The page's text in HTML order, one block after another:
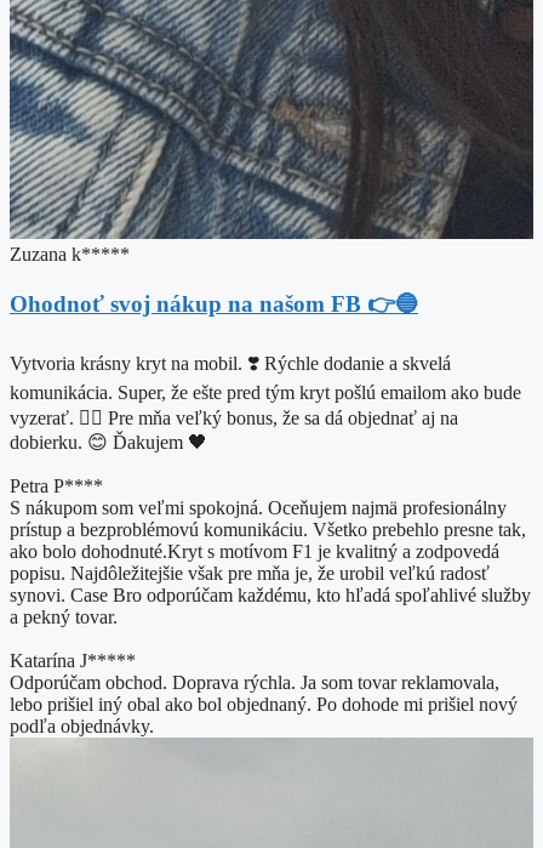
Zuzana k*****
Ohodnoť svoj nákup na našom FB 👉🔵
Vytvoria krásny kryt na mobil. ❣️ Rýchle dodanie a skvelá
komunikácia. Super, že ešte pred tým kryt pošlú emailom ako bude
vyzerať. 👌🏼 Pre mňa veľký bonus, že sa dá objednať aj na
dobierku. 😊 Ďakujem 🖤​
Petra P****
S nákupom som veľmi spokojná. Oceňujem najmä profesionálny
prístup a bezproblémovú komunikáciu. Všetko prebehlo presne tak,
ako bolo dohodnuté. ​Kryt s motívom F1 je kvalitný a zodpovedá
popisu. Najdôležitejšie však pre mňa je, že urobil veľkú radosť
synovi. Case Bro odporúčam každému, kto hľadá spoľahlivé služby
a pekný tovar.
Katarína J*****
Odporúčam obchod. Doprava rýchla. Ja som tovar reklamovala,
lebo prišiel iný obal ako bol objednaný. Po dohode mi prišiel nový
podľa objednávky.